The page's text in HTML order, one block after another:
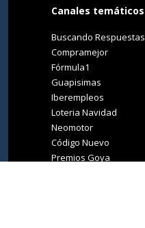
Canales temáticos
Buscando Respuestas
Compramejor
Fórmula1
Guapisimas
Iberempleos
Loteria Navidad
Neomotor
Código Nuevo
Premios Goya